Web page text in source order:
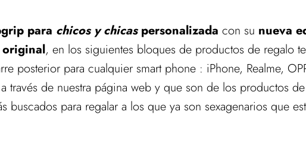
para chicos y chicas personalizada con su nueva
, en los siguientes bloques de productos de regalo te
posterior para cualquier smart phone : iPhone, Realme,
través de nuestra página web y que son de los productos de
buscados para regalar a los que ya son sexagenarios que